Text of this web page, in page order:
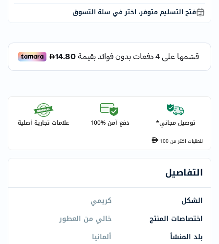
فتح التسليم متوفر، اختر في سلة التسوق
توصيل مجاني* دفع آمن %100 علامات تجارية أصلية
للطلبات اكتر من100
التفاصيل
الشكل
كريمي
اختصاصات المنتج
خالي من العطور
بلد المنشأ
ألمانيا